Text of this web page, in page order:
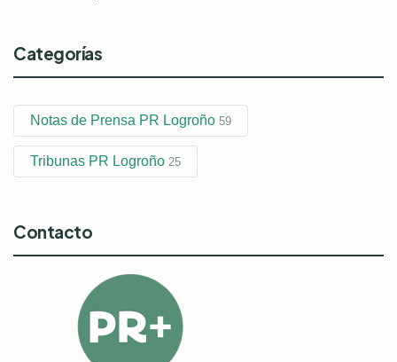
Categorías
Notas de Prensa PR Logroño 59
Tribunas PR Logroño 25
Contacto